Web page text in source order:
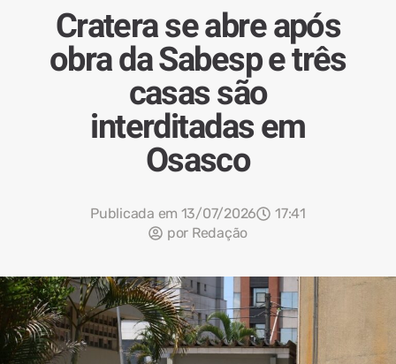
Cratera se abre após
obra da Sabesp e três
casas são
interditadas em
Osasco
Publicada em 13/07/2026
17:41
por Redação